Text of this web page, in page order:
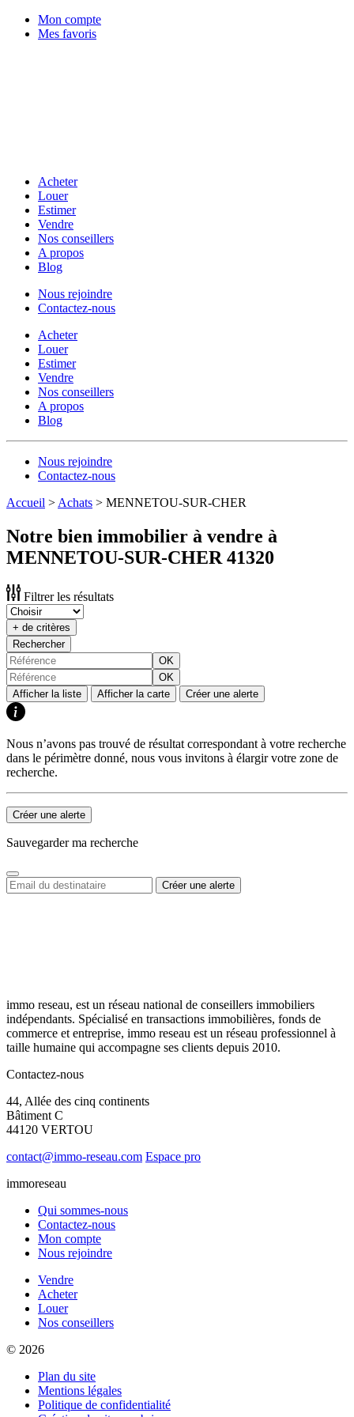
Mon compte
Mes favoris
Acheter
Louer
Estimer
Vendre
Nos conseillers
A propos
Blog
Nous rejoindre
Contactez-nous
Acheter
Louer
Estimer
Vendre
Nos conseillers
A propos
Blog
Nous rejoindre
Contactez-nous
Accueil > Achats > MENNETOU-SUR-CHER
Notre bien immobilier à vendre à
MENNETOU-SUR-CHER 41320
Filtrer les résultats
+ de critères
Rechercher
OK
OK
Afficher la liste
Afficher la carte Créer une alerte
Nous n’avons pas trouvé de résultat correspondant à votre recherche
dans le périmètre donné, nous vous invitons à élargir votre zone de
recherche.
Créer une alerte
Sauvegarder ma recherche
immo reseau, est un réseau national de conseillers immobiliers
indépendants. Spécialisé en transactions immobilières, fonds de
commerce et entreprise, immo reseau est un réseau professionnel à
taille humaine qui accompagne ses clients depuis 2010.
Contactez-nous
44, Allée des cinq continents
Bâtiment C
44120 VERTOU
contact@immo-reseau.com Espace pro
immoreseau
Qui sommes-nous
Contactez-nous
Mon compte
Nous rejoindre
Vendre
Acheter
Louer
Nos conseillers
© 2026
Plan du site
Mentions légales
Politique de confidentialité